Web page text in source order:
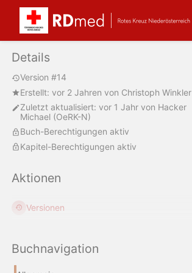
Details
Version #14
Erstellt: vor 2 Jahren von Christoph Winkler
Zuletzt aktualisiert: vor 1 Jahr von Hacker
Michael (OeRK-N)
Buch-Berechtigungen aktiv
Kapitel-Berechtigungen aktiv
Aktionen
Versionen
Buchnavigation